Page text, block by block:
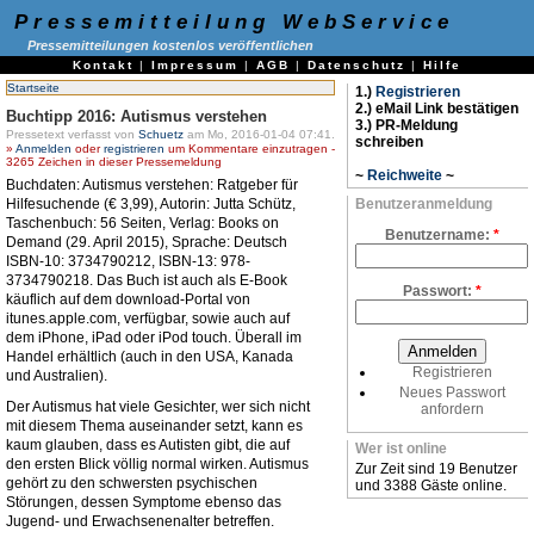
Pressemitteilung WebService
Pressemitteilungen kostenlos veröffentlichen
Kontakt | Impressum | AGB | Datenschutz | Hilfe
Startseite
Buchtipp 2016: Autismus verstehen
Pressetext verfasst von Schuetz am Mo, 2016-01-04 07:41.
» Anmelden oderregistrieren um Kommentare einzutragen -
3265 Zeichen in dieser Pressemeldung
Buchdaten: Autismus verstehen: Ratgeber für
Hilfesuchende (€ 3,99), Autorin: Jutta Schütz,
Taschenbuch: 56 Seiten, Verlag: Books on
Demand (29. April 2015), Sprache: Deutsch
ISBN-10: 3734790212, ISBN-13: 978-
3734790218. Das Buch ist auch als E-Book
käuflich auf dem download-Portal von
itunes.apple.com, verfügbar, sowie auch auf
dem iPhone, iPad oder iPod touch. Überall im
Handel erhältlich (auch in den USA, Kanada
und Australien).
Der Autismus hat viele Gesichter, wer sich nicht
mit diesem Thema auseinander setzt, kann es
kaum glauben, dass es Autisten gibt, die auf
den ersten Blick völlig normal wirken. Autismus
gehört zu den schwersten psychischen
Störungen, dessen Symptome ebenso das
Jugend- und Erwachsenenalter betreffen.
1.) Registrieren
2.) eMail Link bestätigen
3.) PR-Meldung
schreiben
~ Reichweite ~
Benutzeranmeldung
Benutzername: *
Passwort: *
Registrieren
Neues Passwort
anfordern
Wer ist online
Zur Zeit sind 19 Benutzer
und 3388 Gäste online.